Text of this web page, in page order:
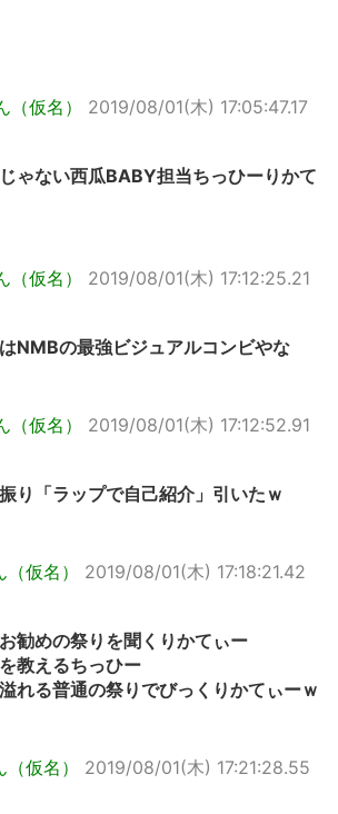
仮名）
2019/08/01(木) 17:05:47.17
ゃない西瓜BABY担当ちっひーりかて
仮名）
2019/08/01(木) 17:12:25.21
NMBの最強ビジュアルコンビやな
仮名）
2019/08/01(木) 17:12:52.91
り「ラップで自己紹介」引いたｗ
仮名）
2019/08/01(木) 17:18:21.42
勧めの祭りを聞くりかてぃー
教えるちっひー
れる普通の祭りでびっくりかてぃーｗ
仮名）
2019/08/01(木) 17:21:28.55